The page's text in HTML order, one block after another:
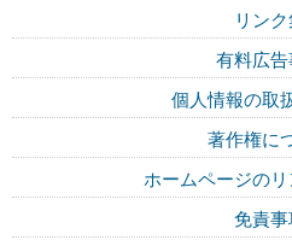
リン
有料広告
個人情報の取
著作権に
ホームページの
免責事